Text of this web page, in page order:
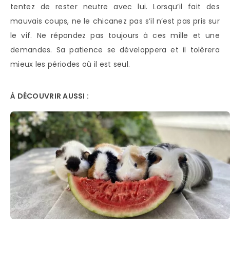
tentez de rester neutre avec lui. Lorsqu’il fait des
mauvais coups, ne le chicanez pas s’il n’est pas pris sur
le vif. Ne répondez pas toujours à ces mille et une
demandes. Sa patience se développera et il tolèrera
mieux les périodes où il est seul.
À DÉCOUVRIR AUSSI :